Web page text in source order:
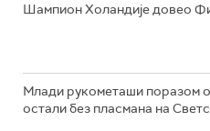
Шампион Холандије довео
Млади рукометаши поразом
остали без пласмана на